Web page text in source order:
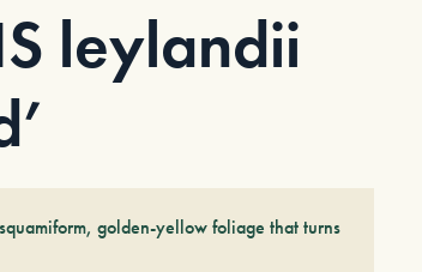
leylandii
golden-yellow foliage that turns